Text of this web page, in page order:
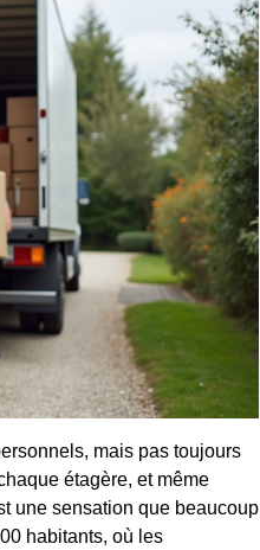
mais pas toujours
étagère, et même
une sensation que beaucoup
habitants, où les